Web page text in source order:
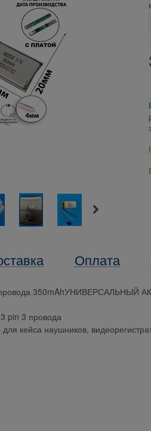
Оплата
350mAhУНИВЕРСАЛЬНЫЙ
pin 3 провода
кейса наушников,